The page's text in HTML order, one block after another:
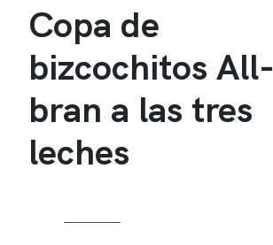
Copa de
bizcochitos All-
bran a las tres
leches